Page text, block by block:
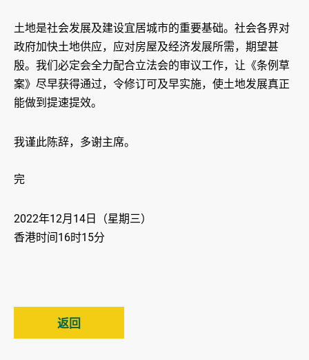
土地是社会发展及建设宜居城市的重要基础。社会各界对
政府加快土地供应，应对房屋及经济发展所需，期望甚
殷。我们必定会全力配合立法会的审议工作，让《条例草
案》尽早获得通过，令修订可及早实施，使土地发展真正
能做到提速提效。
我谨此陈辞，多谢主席。
完
2022年12月14日（星期三）
香港时间16时15分
返回